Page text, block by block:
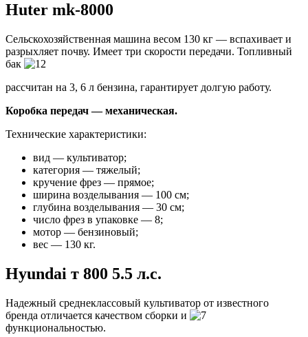
Huter mk-8000
Сельскохозяйственная машина весом 130 кг — вспахивает и
разрыхляет почву. Имеет три скорости передачи. Топливный
бак
рассчитан на 3, 6 л бензина, гарантирует долгую работу.
Коробка передач — механическая.
Технические характеристики:
вид — культиватор;
категория — тяжелый;
кручение фрез — прямое;
ширина возделывания — 100 см;
глубина возделывания — 30 см;
число фрез в упаковке — 8;
мотор — бензиновый;
вес — 130 кг.
Hyundai т 800 5.5 л.с.
Надежный среднеклассовый культиватор от известного
бренда отличается качеством сборки и
функциональностью.